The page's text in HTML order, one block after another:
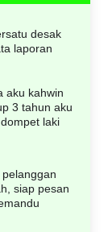
desak
laporan
aku kahwin
3 tahun aku
laki
siap pesan